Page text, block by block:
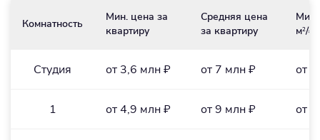
Комнатность
Мин. цена за
квартиру
Средняя цена
за квартиру
Мин.
м2/₽
Студия от 3,6 млн ₽ от 7 млн ₽ от
1 от 4,9 млн ₽ от 9 млн ₽ от